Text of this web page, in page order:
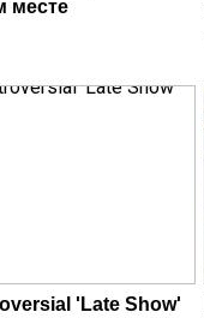
месте
'Late Show'